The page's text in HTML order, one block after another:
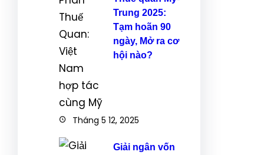
Trung 2025:
Tạm hoãn 90
ngày, Mở ra cơ
hội nào?
Tháng 5 12, 2025
Giải ngân vốn